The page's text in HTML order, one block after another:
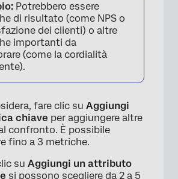
Potrebbero essere
di risultato (come NPS o
dei clienti) o altre
importanti da
(come la cordialità
fare clic su Aggiungi
chiave per aggiungere altre
confronto. È possibile
fino a 3 metriche.
su Aggiungi un attributo
si possono scegliere da 2 a 5